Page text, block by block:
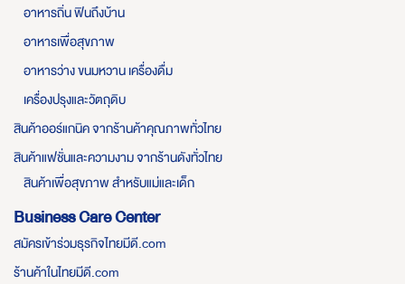
อาหารถิ่น ฟินถึงบ้าน
อาหารเพื่อสุขภาพ
อาหารว่าง ขนมหวาน เครื่องดื่ม
เครื่องปรุงและวัตถุดิบ
สินค้าออร์แกนิค จากร้านค้าคุณภาพทั่วไทย
สินค้าแฟชั่นและความงาม จากร้านดังทั่วไทย
สินค้าเพื่อสุขภาพ สำหรับแม่และเด็ก
Business Care Center
สมัครเข้าร่วมธุรกิจไทยมีดี.com
ร้านค้าในไทยมีดี.com